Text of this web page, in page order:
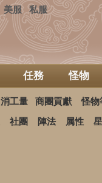
美服 私服
任務 怪物
消工量 商團貢獻 怪物
社團 陣法 属性